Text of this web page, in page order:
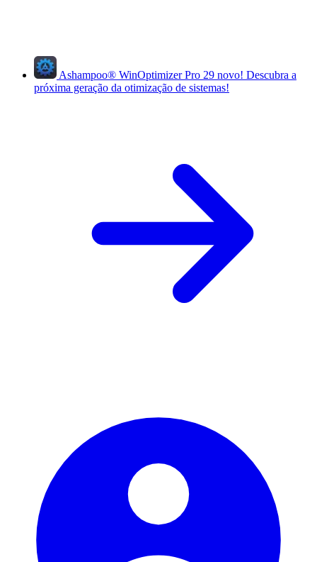
Ashampoo® WinOptimizer Pro 29 novo! Descubra a
próxima geração da otimização de sistemas!